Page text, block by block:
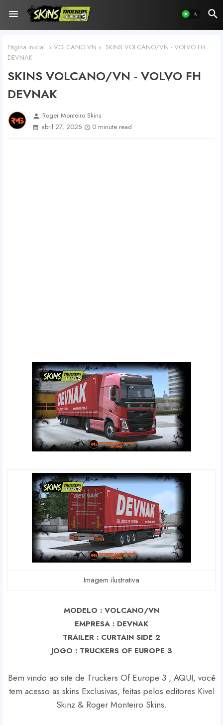
Página inicial VOLCANO VN
SKINS VOLCANO/VN - VOLVO FH
DEVNAK
SKINS VOLCANO/VN - VOLVO FH
DEVNAK
person Roger Monteiro Skins
abril 27, 2025
0 minute read
Imagem ilustrativa
MODELO : VOLCANO/VN
EMPRESA : DEVNAK
TRAILER : CURTAIN SIDE 2
JOGO : TRUCKERS OF EUROPE 3
Bem vindo ao site de Truckers Of Europe 3 , AQUI, você
tem acesso as skins Exclusivas, feitas pelos editores Kivel
Skinz & Roger Monteiro Skins.